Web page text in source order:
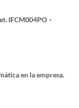
IFCM004PO –
en la empresa.